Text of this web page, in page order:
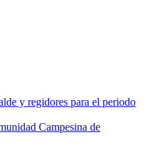
y regidores para el periodo
Campesina de